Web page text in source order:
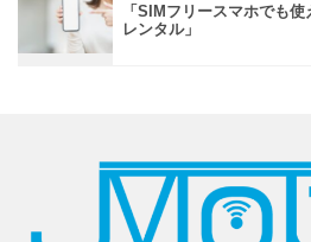
「SIMフリースマホでも
レンタル」